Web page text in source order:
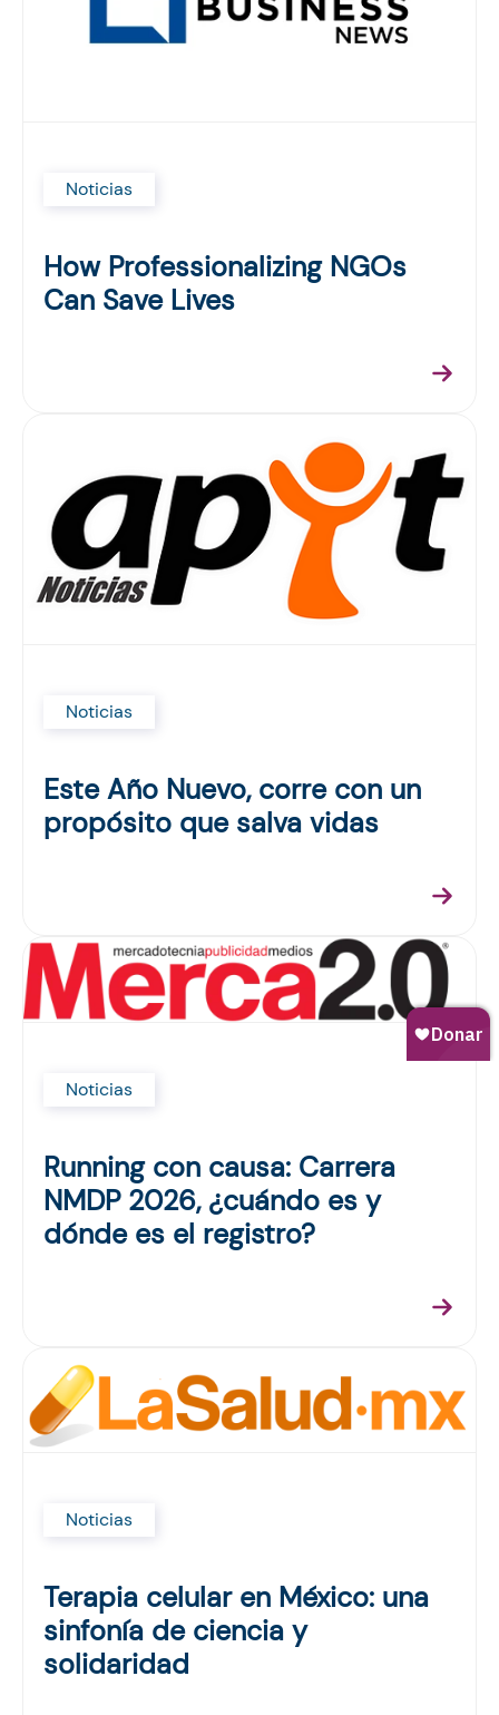
Noticias
How Professionalizing NGOs
Can Save Lives
Noticias
Este Año Nuevo, corre con un
propósito que salva vidas
Noticias
Running con causa: Carrera
NMDP 2026, ¿cuándo es y
dónde es el registro?
Noticias
Terapia celular en México: una
sinfonía de ciencia y
solidaridad